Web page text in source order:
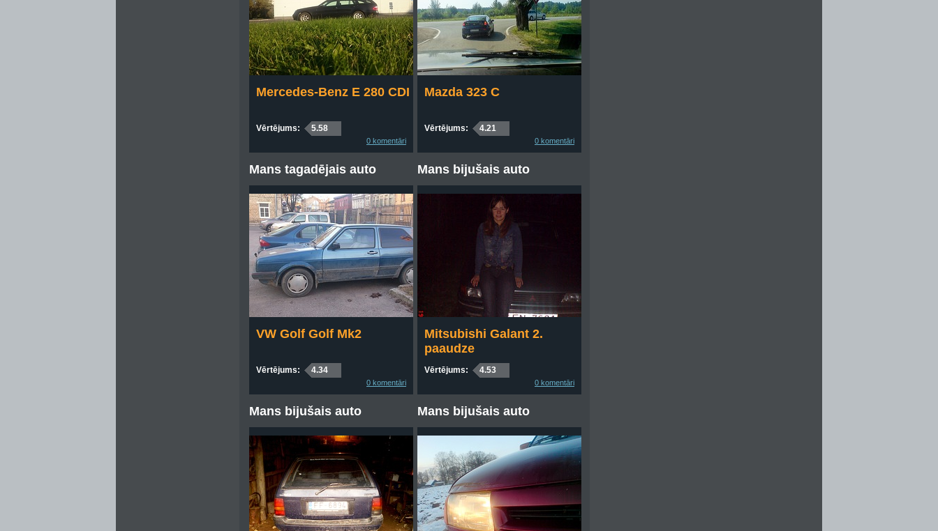
Mercedes-Benz E 280 CDI
Vērtējums: 5.58
0 komentāri
Mazda 323 C
Vērtējums: 4.21
0 komentāri
Mans tagadējais auto
VW Golf Golf Mk2
Vērtējums: 4.34
0 komentāri
Mans bijušais auto
Mitsubishi Galant 2.
paaudze
Vērtējums: 4.53
0 komentāri
Mans bijušais auto Mans bijušais auto